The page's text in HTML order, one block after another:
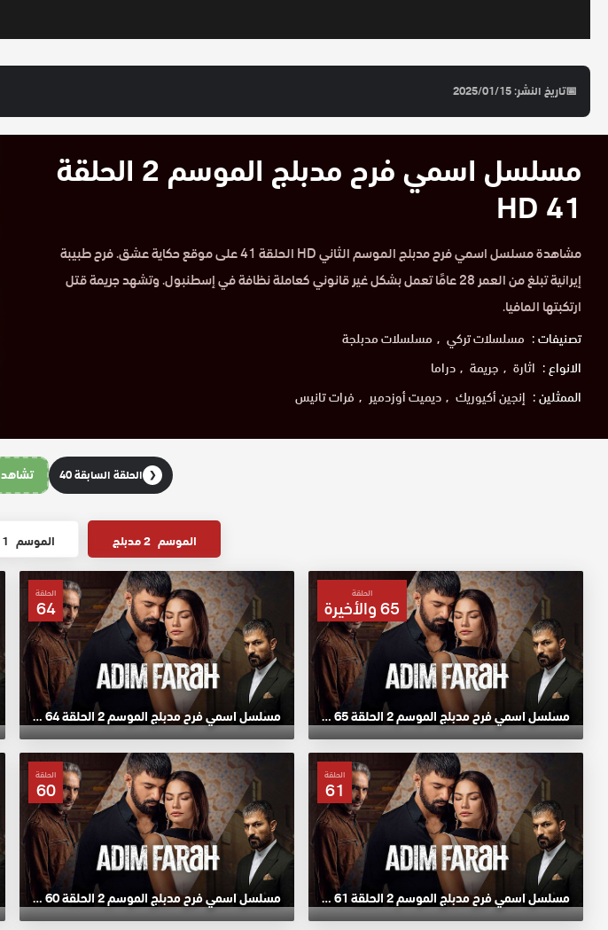
📅تاريخ النشر: 2025/01/15
مسلسل اسمي فرح مدبلج الموسم 2 الحلقة
41 HD
مشاهدة مسلسل اسمي فرح مدبلج الموسم الثاني HD الحلقة 41 على موقع حكاية عشق. فرح طبيبة
إيرانية تبلغ من العمر 28 عامًا تعمل بشكل غير قانوني كعاملة نظافة في إسطنبول. وتشهد جريمة قتل
ارتكبتها المافيا.
تصنيفات : مسلسلات تركي
مسلسلات مدبلجة
الانواع : اثارة جريمة
دراما
الممثلين : إنجين أكيوريك ديميت أوزدمير فرات تانيس
❮ الحلقة السابقة 40 تشاهد 41
الموسم 2 مدبلج الموسم 1 مدبلج
الحلقة
65 والأخيرة
مسلسل اسمي فرح مدبلج الموسم 2 الحلقة 65 والأخيرة HD
الحلقة
64
مسلسل اسمي فرح مدبلج الموسم 2 الحلقة 64 HD
الحلقة
61
مسلسل اسمي فرح مدبلج الموسم 2 الحلقة 61 HD
الحلقة
60
مسلسل اسمي فرح مدبلج الموسم 2 الحلقة 60 HD